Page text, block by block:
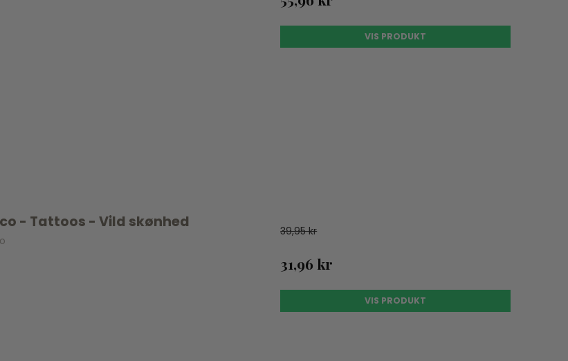
VIS PRODUKT
- Tattoos - Vild skønhed 39,95 kr
31,96 kr
VIS PRODUKT